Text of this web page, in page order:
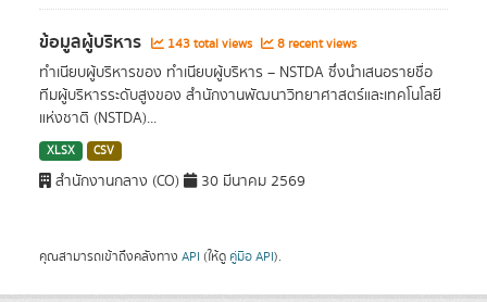
ข้อมูลผู้บริหาร 143 total views 8 recent views
ทำเนียบผู้บริหารของ ทำเนียบผู้บริหาร – NSTDA ซึ่งนำเสนอรายชื่อ
ทีมผู้บริหารระดับสูงของ สำนักงานพัฒนาวิทยาศาสตร์และเทคโนโลยี
แห่งชาติ (NSTDA)...
XLSX CSV
สำนักงานกลาง (CO) 30 มีนาคม 2569
คุณสามารถเข้าถึงคลังทาง API (ให้ดู คู่มือ API).